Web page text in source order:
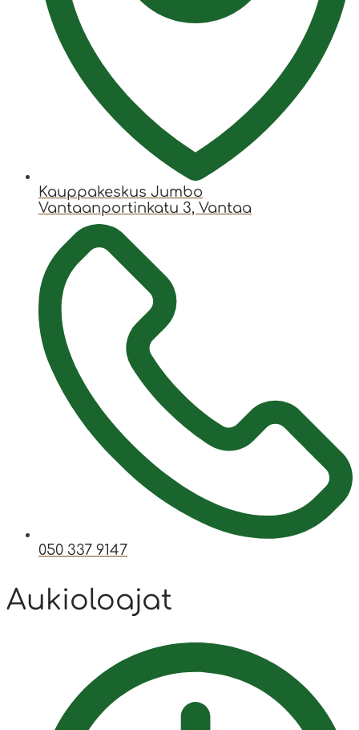
Kauppakeskus Jumbo
Vantaanportinkatu 3, Vantaa
050 337 9147
Aukioloajat